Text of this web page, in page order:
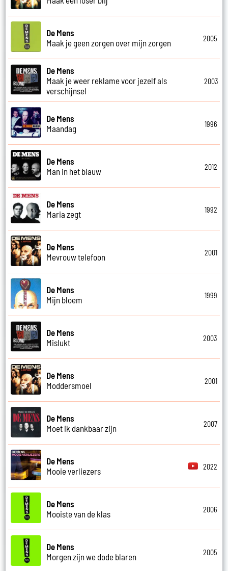
De Mens
Maak je geen zorgen over mijn zorgen
2005
De Mens
Maak je weer reklame voor jezelf als
verschijnsel
2003
De Mens
Maandag
1996
De Mens
Man in het blauw
2012
De Mens
Maria zegt
1992
De Mens
Mevrouw telefoon
2001
De Mens
Mijn bloem
1999
De Mens
Mislukt
2003
De Mens
Moddersmoel
2001
De Mens
Moet ik dankbaar zijn
2007
De Mens
Mooie verliezers
2022
De Mens
Mooiste van de klas
2006
De Mens
Morgen zijn we dode blaren
2005